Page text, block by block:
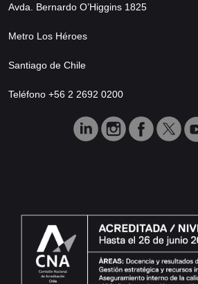
Avda. Bernardo O’Higgins 1825
Metro Los Héroes
Santiago de Chile
Teléfono +56 2 2692 0200